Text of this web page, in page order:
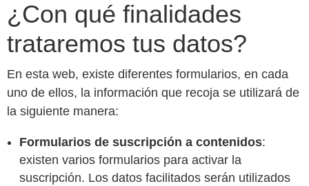
¿Con qué finalidades
trataremos tus datos?
En esta web, existe diferentes formularios, en cada
uno de ellos, la información que recoja se utilizará de
la siguiente manera:
Formularios de suscripción a contenidos:
existen varios formularios para activar la
suscripción. Los datos facilitados serán utilizados